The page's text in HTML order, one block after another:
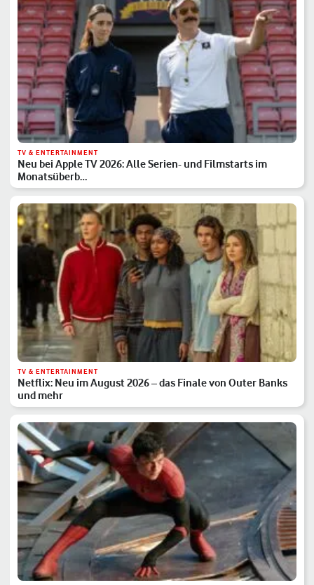
TV & ENTERTAINMENT
Neu bei Apple TV 2026: Alle Serien- und Filmstarts im
Monatsüberb…
TV & ENTERTAINMENT
Netflix: Neu im August 2026 – das Finale von Outer Banks
und mehr